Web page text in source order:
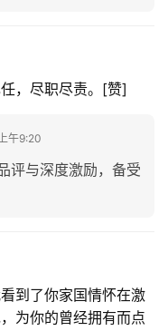
，尽职尽责。[赞]
午9:20
评与深度激励，备受
到了你家国情怀在激
为你的曾经拥有而点